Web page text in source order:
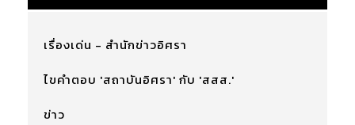
เรื่องเด่น - สำนักข่าวอิศรา
ไขคำตอบ 'สถาบันอิศรา' กับ 'สสส.'
ข่าว